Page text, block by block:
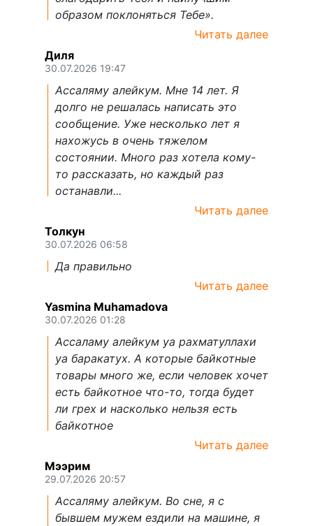
образом поклоняться Тебе».
Читать далее
Диля
30.07.2026 19:47
Ассаляму алейкум. Мне 14 лет. Я
долго не решалась написать это
сообщение. Уже несколько лет я
нахожусь в очень тяжелом
состоянии. Много раз хотела кому-
то рассказать, но каждый раз
останавли...
Читать далее
Толкун
30.07.2026 06:58
Да правильно
Читать далее
Yasmina Muhamadova
30.07.2026 01:28
Ассаламу алейкум уа рахматуллахи
уа баракатух. А которые байкотные
товары много же, если человек хочет
есть байкотное что-то, тогда будет
ли грех и насколько нельзя есть
байкотное
Читать далее
Мээрим
29.07.2026 20:57
Ассаляму алейкум. Во сне, я с
бывшем мужем ездили на машине, я